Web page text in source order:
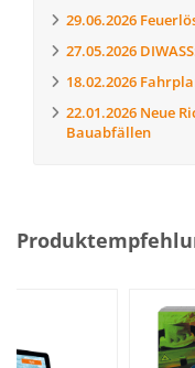
29.06.2026
27.05.2026
18.02.2026
22.01.2026 Neue
Bauabfällen